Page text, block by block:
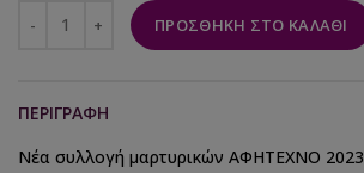
ΠΡΟΣΘΉΚΗ ΣΤΟ ΚΑΛΆΘΙ
ΠΕΡΙΓΡΑΦΉ
Νέα συλλογή μαρτυρικών ΑΦΗΤΕΧΝΟ 2023